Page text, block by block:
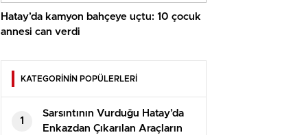
Hatay’da kamyon bahçeye uçtu: 10 çocuk
annesi can verdi
KATEGORİNİN POPÜLERLERİ
1
Sarsıntının Vurduğu Hatay’da
Enkazdan Çıkarılan Araçların